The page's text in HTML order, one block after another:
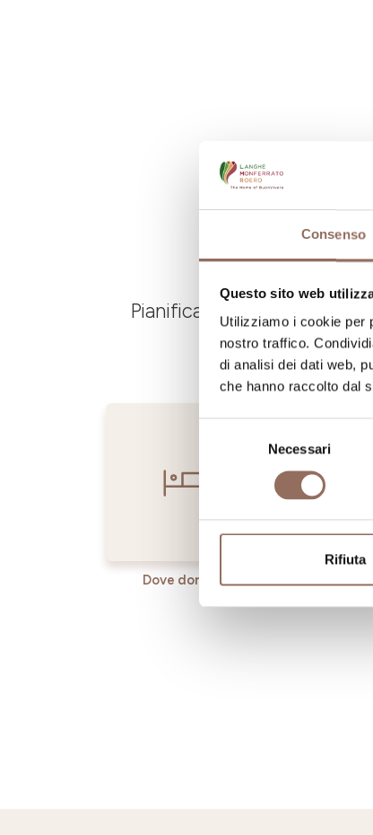
Consenso
Questo sito web
Utilizziamo i cookie per
nostro traffico.
di analisi dei dati web,
che hanno raccolto dal
consenso
Necessari
Rifiuta
Pianifica dove dormire,
Dove dormire